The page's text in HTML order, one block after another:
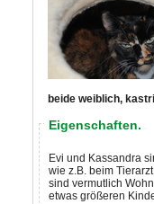
beide weiblich,
Eigenschaften.
Evi und Kassandra
wie z.B. beim
sind vermutlich
etwas größeren